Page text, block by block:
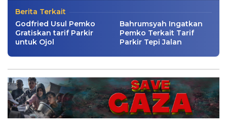
Berita Terkait
Godfried Usul Pemko
Gratiskan tarif Parkir
untuk Ojol
Bahrumsyah Ingatkan
Pemko Terkait Tarif
Parkir Tepi Jalan